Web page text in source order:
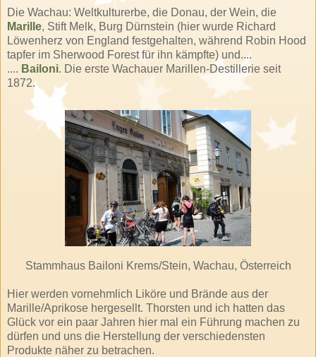
Die Wachau: Weltkulturerbe, die Donau, der Wein, die
Marille, Stift Melk, Burg Dürnstein (hier wurde Richard
Löwenherz von England festgehalten, während Robin Hood
tapfer im Sherwood Forestfür ihn kämpfte) und....
.... Bailoni. Die erste Wachauer Marillen-Destillerie seit
1872.
Stammhaus Bailoni Krems/Stein, Wachau, Österreich
Hier werden vornehmlich Liköre und Brände aus der
Marille/Aprikose hergesellt. Thorsten und ich hatten das
Glück vor ein paar Jahren hier mal ein Führung machen zu
dürfen und uns die Herstellung der verschiedensten
Produkte näher zu betrachen.